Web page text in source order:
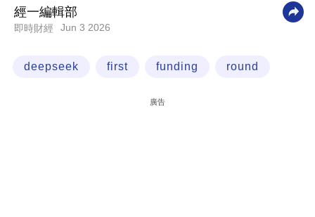
科
經一編輯部
即時財經 Jun 3 2026
deepseek first funding round
廣告